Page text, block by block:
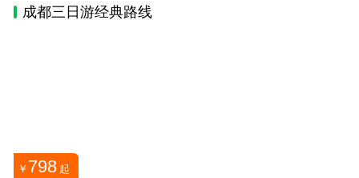
成都三日游经典路线
￥ 798 起